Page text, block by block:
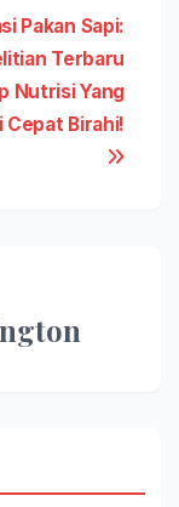
Pakan Sapi:
Terbaru
Nutrisi Yang
Cepat Birahi!